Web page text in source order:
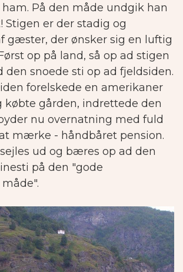
På den måde undgik han
Stigen er der stadig og
gæster, der ønsker sig en luftig
op på land, så op ad stigen
den snoede sti op ad fjeldsiden.
forelskede en amerikaner
købte gården, indrettede den
nu overnatning med fuld
mærke - håndbåret pension.
ud og bæres op ad den
på den "gode